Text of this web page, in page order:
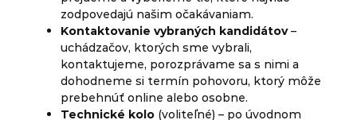
zodpovedajú našim očakávaniam.
Kontaktovanie vybraných kandidátov–
uchádzačov, ktorých sme vybrali,
kontaktujeme, porozprávame sa s nimi a
dohodneme si termín pohovoru, ktorý môže
prebehnúť online alebo osobne.
Technické kolo(voliteľné) – po úvodnom